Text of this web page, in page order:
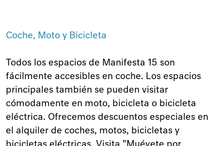
Coche, Moto y Bicicleta
Todos los espacios de Manifesta 15 son
fácilmente accesibles en coche. Los espacios
principales también se pueden visitar
cómodamente en moto, bicicleta o bicicleta
eléctrica. Ofrecemos descuentos especiales en
el alquiler de coches, motos, bicicletas y